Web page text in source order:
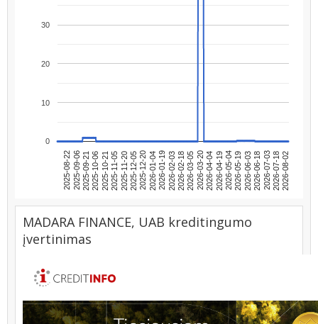
2025-08-222025-09-062025-09-212025-10-062025-10-212025-11-052025-11-202025-12-052025-12-202026-01-042026-01-192026-02-032026-02-182026-03-052026-03-202026-04-042026-04-192026-05-042026-05-192026-06-032026-06-182026-07-032026-07-182026-08-02
0
10
20
30
MADARA FINANCE, UAB kreditingumo
įvertinimas